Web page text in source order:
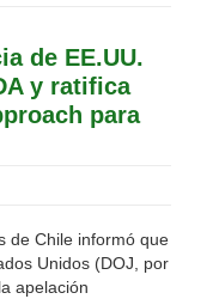
de EE.UU.
y ratifica
para
de Chile informó que
Unidos (DOJ, por
apelación